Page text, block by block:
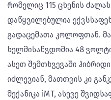
რომელიც 115 ცხენის
დაწყვილებულია
გადაცემათა კოლოფთან.
ხელმისაწვდომია 48
ასეთ შემთხვევაში
იძლევიან, მათთვის კი
მექანიკა iMT, ასევე